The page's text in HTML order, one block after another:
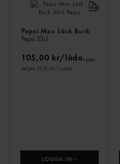
Pepsi Max Läsk Burk
Pepsi 33cl
105,00 kr/låda+ pant
Jmf.pris 15,91 kr/ l + pant
LOGGA IN